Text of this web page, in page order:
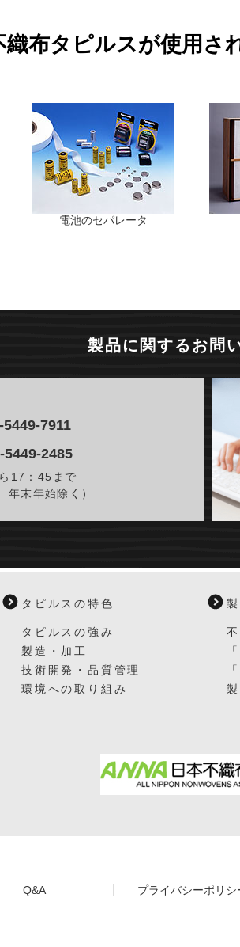
織布タピルスが使用さ
電池のセパレータ
製品に関するお問
7911
5449-2485
17：45まで
年末年始除く）
タピルスの特色
タピルスの強み
製造・加工
技術開発・品質管理
環境への取り組み
Q&A プライバシーポリシ